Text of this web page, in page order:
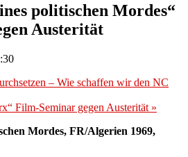
politischen Mordes“
Austerität
– Wie schaffen wir den NC
Film-Seminar gegen Austerität »
Mordes, FR/Algerien 1969,